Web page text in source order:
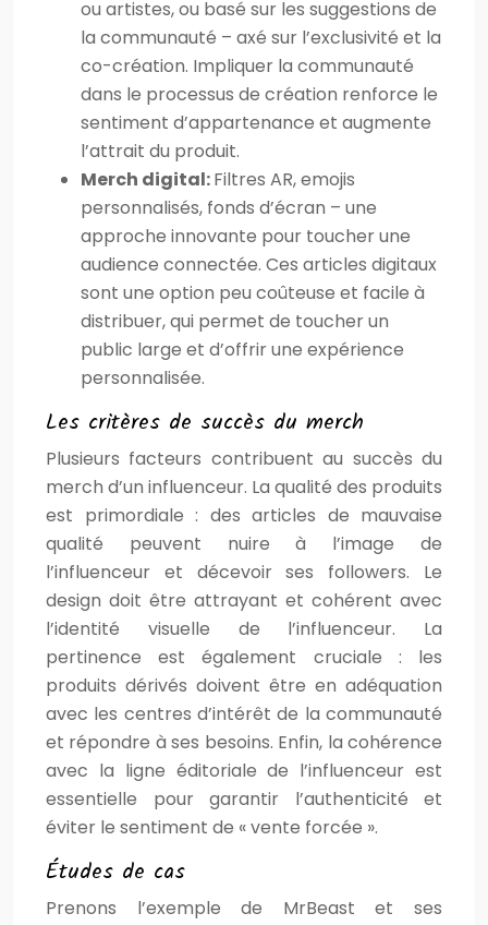
ou artistes, ou basé sur les suggestions de
la communauté – axé sur l’exclusivité et la
co-création. Impliquer la communauté
dans le processus de création renforce le
sentiment d’appartenance et augmente
l’attrait du produit.
Merch digital:Filtres AR, emojis
personnalisés, fonds d’écran – une
approche innovante pour toucher une
audience connectée. Ces articles digitaux
sont une option peu coûteuse et facile à
distribuer, qui permet de toucher un
public large et d’offrir une expérience
personnalisée.
Les critères de succès du merch
Plusieurs facteurs contribuent au succès du
merch d’un influenceur. La qualité des produits
est primordiale : des articles de mauvaise
qualité peuvent nuire à l’image de
l’influenceur et décevoir ses followers. Le
design doit être attrayant et cohérent avec
l’identité visuelle de l’influenceur. La
pertinence est également cruciale : les
produits dérivés doivent être en adéquation
avec les centres d’intérêt de la communauté
et répondre à ses besoins. Enfin, la cohérence
avec la ligne éditoriale de l’influenceur est
essentielle pour garantir l’authenticité et
éviter le sentiment de « vente forcée ».
Études de cas
Prenons l’exemple de MrBeast et ses